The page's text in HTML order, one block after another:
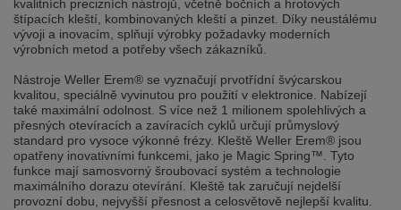
selected one. This website is also available in German. Would you like to
switch to the German version?
Switch to German version Stay on this version
Wir haben erkannt, dass ihr Browser eine andere Sprache als die derzeit
angezeigte bevorzugt. Diese Webseite ist auch auf Deutsch verfügbar.
Möchten Sie zur Deutschen Version wechseln?
Zur deutschen Version wechseln Auf dieser Version bleiben
We have detected, that your browser prefers another language than the
selected one. This website is also available in Czech. Would you like to
kvalitních precizních nástrojů, včetně bočních a hrotových
štípacích kleští, kombinovaných kleští a pinzet. Díky neustálému
vývoji a inovacím, splňují výrobky požadavky moderních
výrobních metod a potřeby všech zákazníků.
Nástroje Weller Erem® se vyznačují prvotřídní švýcarskou
kvalitou, speciálně vyvinutou pro použití v elektronice. Nabízejí
také maximální odolnost. S více než 1 milionem spolehlivých a
přesných otevíracích a zavíracích cyklů určují průmyslový
standard pro vysoce výkonné frézy. Kleště Weller Erem® jsou
opatřeny inovativními funkcemi, jako je Magic Spring™. Tyto
funkce mají samosvorný šroubovací systém a technologie
maximálního dorazu otevírání. Kleště tak zaručují nejdelší
provozní dobu, nejvyšší přesnost a celosvětově nejlepší kvalitu.